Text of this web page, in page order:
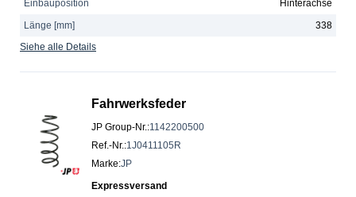
Einbauposition
Hinterachse
Länge [mm]
338
Siehe alle Details
Fahrwerksfeder
JP Group-Nr.:1142200500
Ref.-Nr.:1J0411105R
Marke:JP
Expressversand